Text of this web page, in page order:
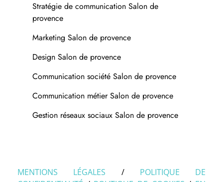
Stratégie de communication Salon de
provence
Marketing Salon de provence
Design Salon de provence
Communication société Salon de provence
Communication métier Salon de provence
Gestion réseaux sociaux Salon de provence
MENTIONS LÉGALES / POLITIQUE DE